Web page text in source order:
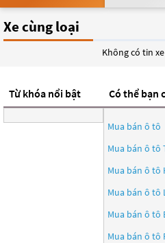
Xe cùng loại
Không có tin
Từ khóa nổi bật Có thể bạn
Mua bán ô tô
Mua bán ô tô
Mua bán ô tô
Mua bán ô tô
Mua bán ô tô
Mua bán ô tô